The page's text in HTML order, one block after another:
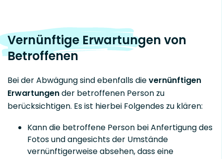
Vernünftige Erwartungen von
Betroffenen
Bei der Abwägung sind ebenfalls dievernünftigen
Erwartungender betroffenen Person zu
berücksichtigen. Es ist hierbei Folgendes zu klären:
Kann die betroffene Person bei Anfertigung des
Fotos und angesichts der Umstände
vernünftigerweise absehen, dass eine